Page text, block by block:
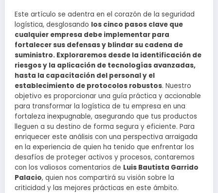
Este artículo se adentra en el corazón de la seguridad
logística, desglosando los cinco pasos clave que
cualquier empresa debe implementar para
fortalecer sus defensas y blindar su cadena de
suministro. Exploraremos desde la identificación de
riesgos y la aplicación de tecnologías avanzadas,
hasta la capacitación del personal y el
establecimiento de protocolos robustos. Nuestro
objetivo es proporcionar una guía práctica y accionable
para transformar la logística de tu empresa en una
fortaleza inexpugnable, asegurando que tus productos
lleguen a su destino de forma segura y eficiente. Para
enriquecer este análisis con una perspectiva arraigada
en la experiencia de quien ha tenido que enfrentar los
desafíos de proteger activos y procesos, contaremos
con los valiosos comentarios de Luis Bautista Garrido
Palacio, quien nos compartirá su visión sobre la
criticidad y las mejores prácticas en este ámbito.